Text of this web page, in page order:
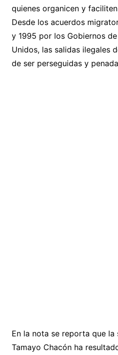
quienes organicen y
Desde los acuerdos
y 1995 por los Gobiernos
Unidos, las salidas ilegales
de ser perseguidas y
En la nota se reporta que la
Tamayo Chacón ha